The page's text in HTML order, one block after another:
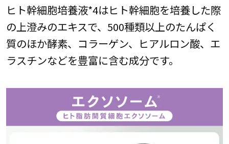
ヒト幹細胞培養液*4はヒト幹細胞を培養した際
の上澄みのエキスで、500種類以上のたんぱく
質のほか酵素、コラーゲン、ヒアルロン酸、エ
ラスチンなどを豊富に含む成分です。